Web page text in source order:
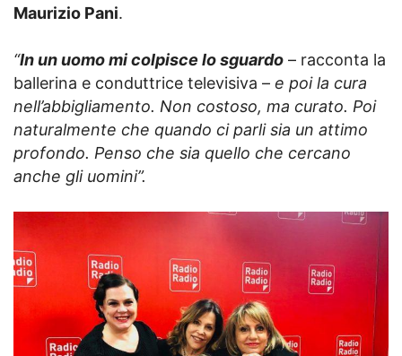
Maurizio Pani.
“In un uomo mi colpisce lo sguardo – racconta la
ballerina e conduttrice televisiva – e poi la cura
nell’abbigliamento. Non costoso, ma curato. Poi
naturalmente che quando ci parli sia un attimo
profondo. Penso che sia quello che cercano
anche gli uomini”.